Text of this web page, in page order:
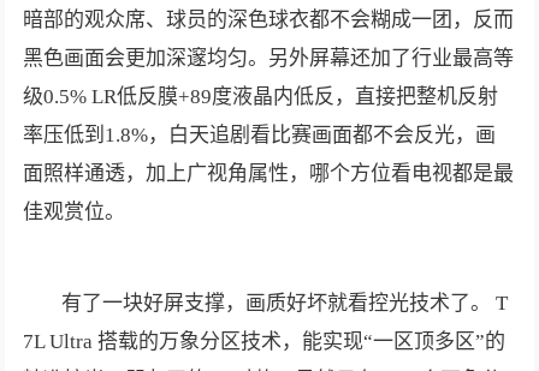
暗部的观众席、球员的深色球衣都不会糊成一团，反而
黑色画面会更加深邃均匀。另外屏幕还加了行业最高等
级0.5% LR低反膜+89度液晶内低反，直接把整机反射
率压低到1.8%，白天追剧看比赛画面都不会反光，画
面照样通透，加上广视角属性，哪个方位看电视都是最
佳观赏位。
有了一块好屏支撑，画质好坏就看控光技术了。 T
7L Ultra 搭载的万象分区技术，能实现“一区顶多区”的